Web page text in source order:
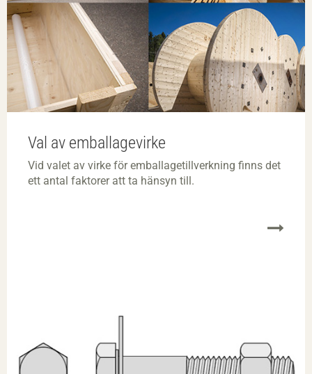
Val av emballagevirke
Vid valet av virke för emballagetillverkning finns det
ett antal faktorer att ta hänsyn till.